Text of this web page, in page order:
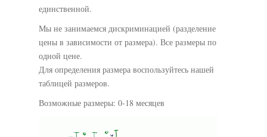
единственной.
Мы не занимаемся дискриминацией (разделение
цены в зависимости от размера). Все размеры по
одной цене.
Для определения размера воспользуйтесь нашей
таблицей размеров.
Возможные размеры: 0-18 месяцев